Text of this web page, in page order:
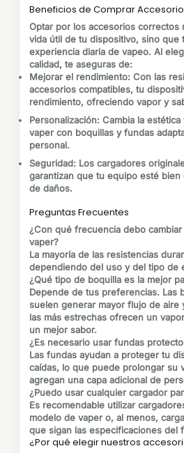
Beneficios de Comprar
Optar por los accesorios correctos
vida útil de tu dispositivo, sino que
experiencia diaria de vapeo. Al
calidad, te aseguras de:
Mejorar el rendimiento: Con las
accesorios compatibles, tu
rendimiento, ofreciendo vapor y
Personalización: Cambia la
vaper con boquillas y fundas
personal.
Seguridad: Los cargadores
garantizan que tu equipo esté
de daños.
Preguntas Frecuentes
¿Con qué frecuencia debo
vaper?
La mayoría de las resistencias
dependiendo del uso y del tipo de
¿Qué tipo de boquilla es la mejor
Depende de tus preferencias. Las
suelen generar mayor flujo de aire
las más estrechas ofrecen un
un mejor sabor.
¿Es necesario usar fundas
Las fundas ayudan a proteger tu
caídas, lo que puede prolongar su
agregan una capa adicional de
¿Puedo usar cualquier cargador
Es recomendable utilizar
modelo de vaper o, al menos,
que sigan las especificaciones del
¿Por qué elegir nuestros